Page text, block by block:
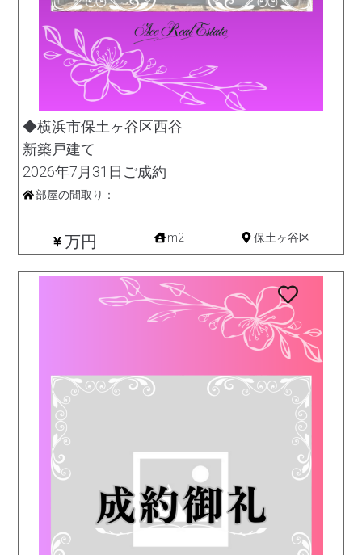
◆横浜市保土ヶ谷区西谷
新築戸建て
2026年7月31日ご成約
部屋の間取り：
万円 m2 保土ヶ谷区